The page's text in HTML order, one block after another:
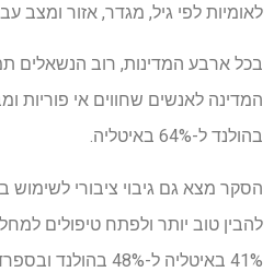
לאומיות לפי גיל, מגדר, אזור ומצב
בכל ארבע המדינות, רוב הנשאלים
בהולנד ל-64% באיטליה.
הסקר מצא גם גיבוי ציבורי לשימוש
להבין טוב יותר ולפתח טיפולים
41% באיטליה ל-48%